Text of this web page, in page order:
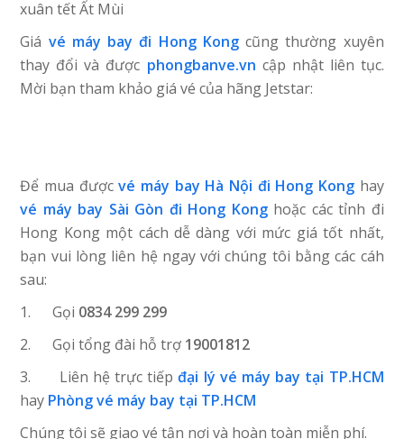
xuân tết Ất Mùi
Giá vé máy bay đi Hong Kongcũng thường xuyên
thay đổi và được phongbanve.vn cập nhật liên tục.
Mời bạn tham khảo giá vé của hãng Jetstar:
Để mua đượcvé máy bay Hà Nội đi Hong Konghay
vé máy bay Sài Gòn đi Hong Konghoặc các tỉnh đi
Hong Kong một cách dễ dàng với mức giá tốt nhất,
bạn vui lòng liên hệ ngay với chúng tôi bằng các cáh
sau:
1. Gọi 0834 299 299
2. Gọi tổng đài hỗ trợ 19001812
3. Liên hệ trực tiếpđại lý vé máy bay tại TP.HCM
hay Phòng vé máy bay tại TP.HCM
Chúng tôi sẽ giao vé tận nơi và hoàn toàn miễn phí.